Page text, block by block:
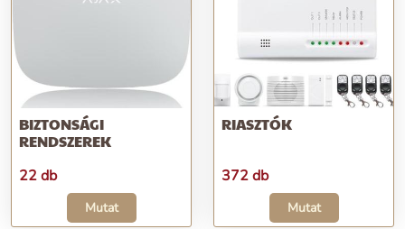
BIZTONSÁGI
RENDSZEREK
22 db
Mutat
RIASZTÓK
372 db
Mutat